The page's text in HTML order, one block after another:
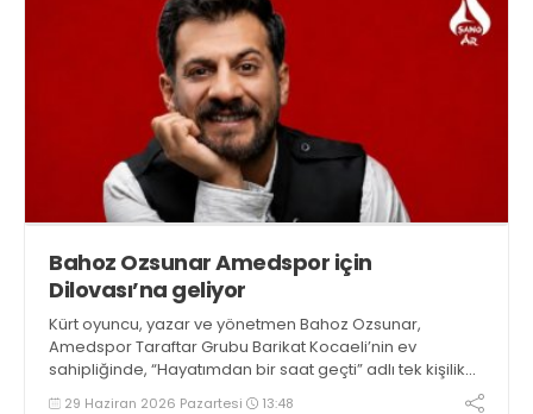
Bahoz Ozsunar Amedspor için
Dilovası’na geliyor
Kürt oyuncu, yazar ve yönetmen Bahoz Ozsunar,
Amedspor Taraftar Grubu Barikat Kocaeli’nin ev
sahipliğinde, “Hayatımdan bir saat geçti” adlı tek kişilik
gösterisiyle 24 Temmuz’da, Dilovası’nda
29 Haziran 2026 Pazartesi 13:48